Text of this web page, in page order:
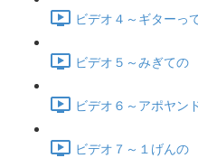
ビデオ４～ギター
ビデオ５～みぎて
ビデオ６～アポヤ
ビデオ７～１げん